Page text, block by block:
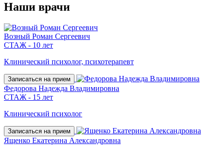
Наши врачи
Возный Роман Сергеевич
СТАЖ - 10 лет
Клинический психолог, психотерапевт
Записаться на прием
Федорова Надежда Владимировна
СТАЖ - 15 лет
Клинический психолог
Записаться на прием
Ященко Екатерина Александровна